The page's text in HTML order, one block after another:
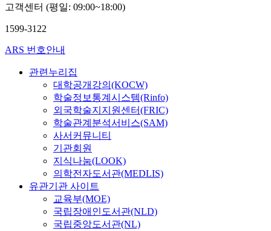
고객센터 (평일: 09:00~18:00)
1599-3122
ARS 번호안내
관련누리집
대학공개강의(KOCW)
학술정보통계시스템(Rinfo)
외국학술지지원센터(FRIC)
학술관계분석서비스(SAM)
사서커뮤니티
기관회원
지식나눔(LOOK)
의학전자도서관(MEDLIS)
유관기관 사이트
교육부(MOE)
국립장애인도서관(NLD)
국립중앙도서관(NL)